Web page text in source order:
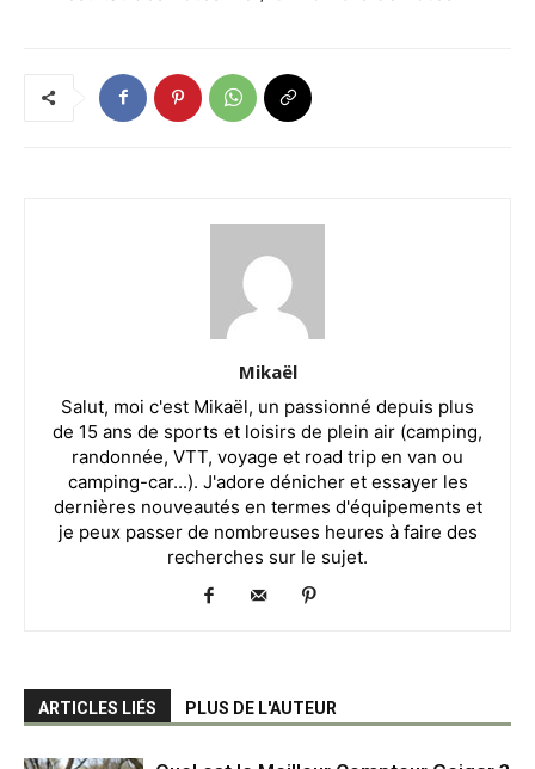
Mikaël
Salut, moi c'est Mikaël, un passionné depuis plus
de 15 ans de sports et loisirs de plein air (camping,
randonnée, VTT, voyage et road trip en van ou
camping-car...). J'adore dénicher et essayer les
dernières nouveautés en termes d'équipements et
je peux passer de nombreuses heures à faire des
recherches sur le sujet.
ARTICLES LIÉS PLUS DE L'AUTEUR